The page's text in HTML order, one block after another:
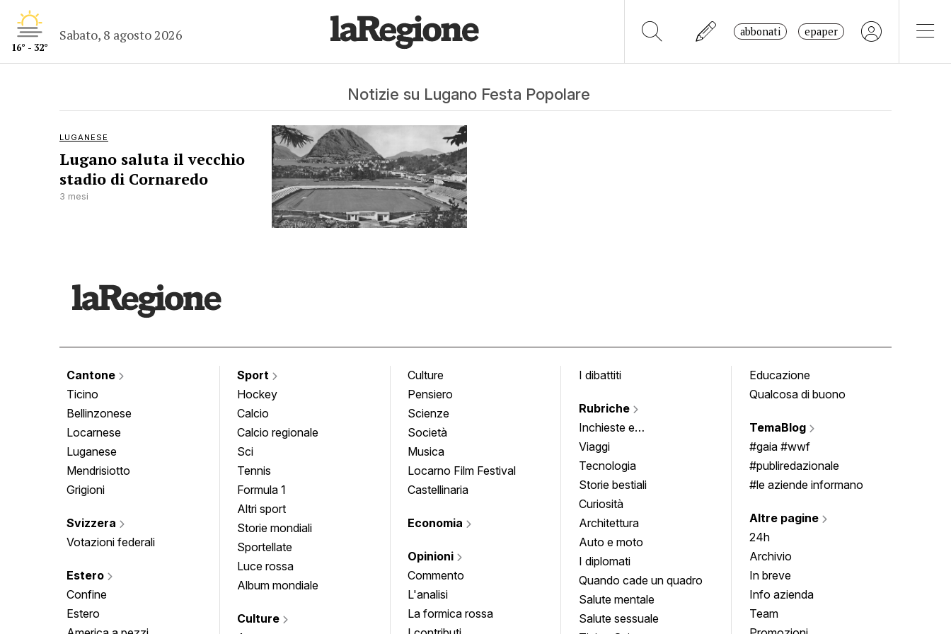
16° - 32°
Sabato, 8 agosto 2026 abbonati epaper
Notizie su Lugano Festa Popolare
LUGANESE
Lugano saluta il vecchio
stadio di Cornaredo
3 mesi
Cantone
Ticino
Bellinzonese
Locarnese
Luganese
Mendrisiotto
Grigioni
Svizzera
Votazioni federali
Estero
Confine
Estero
Sport
Hockey
Calcio
Calcio regionale
Sci
Tennis
Formula 1
Altri sport
Storie mondiali
Sportellate
Luce rossa
Album mondiale
Culture
Culture
Pensiero
Scienze
Società
Musica
Locarno Film Festival
Castellinaria
Economia
Opinioni
Commento
L'analisi
La formica rossa
I dibattiti
Rubriche
Inchieste e
approfondimenti
Viaggi
Tecnologia
Storie bestiali
Curiosità
Architettura
Auto e moto
I diplomati
Quando cade un quadro
Salute mentale
Salute sessuale
Educazione
Qualcosa di buono
TemaBlog
#gaia #wwf
#publiredazionale
#le aziende informano
Altre pagine
24h
Archivio
In breve
Info azienda
Team